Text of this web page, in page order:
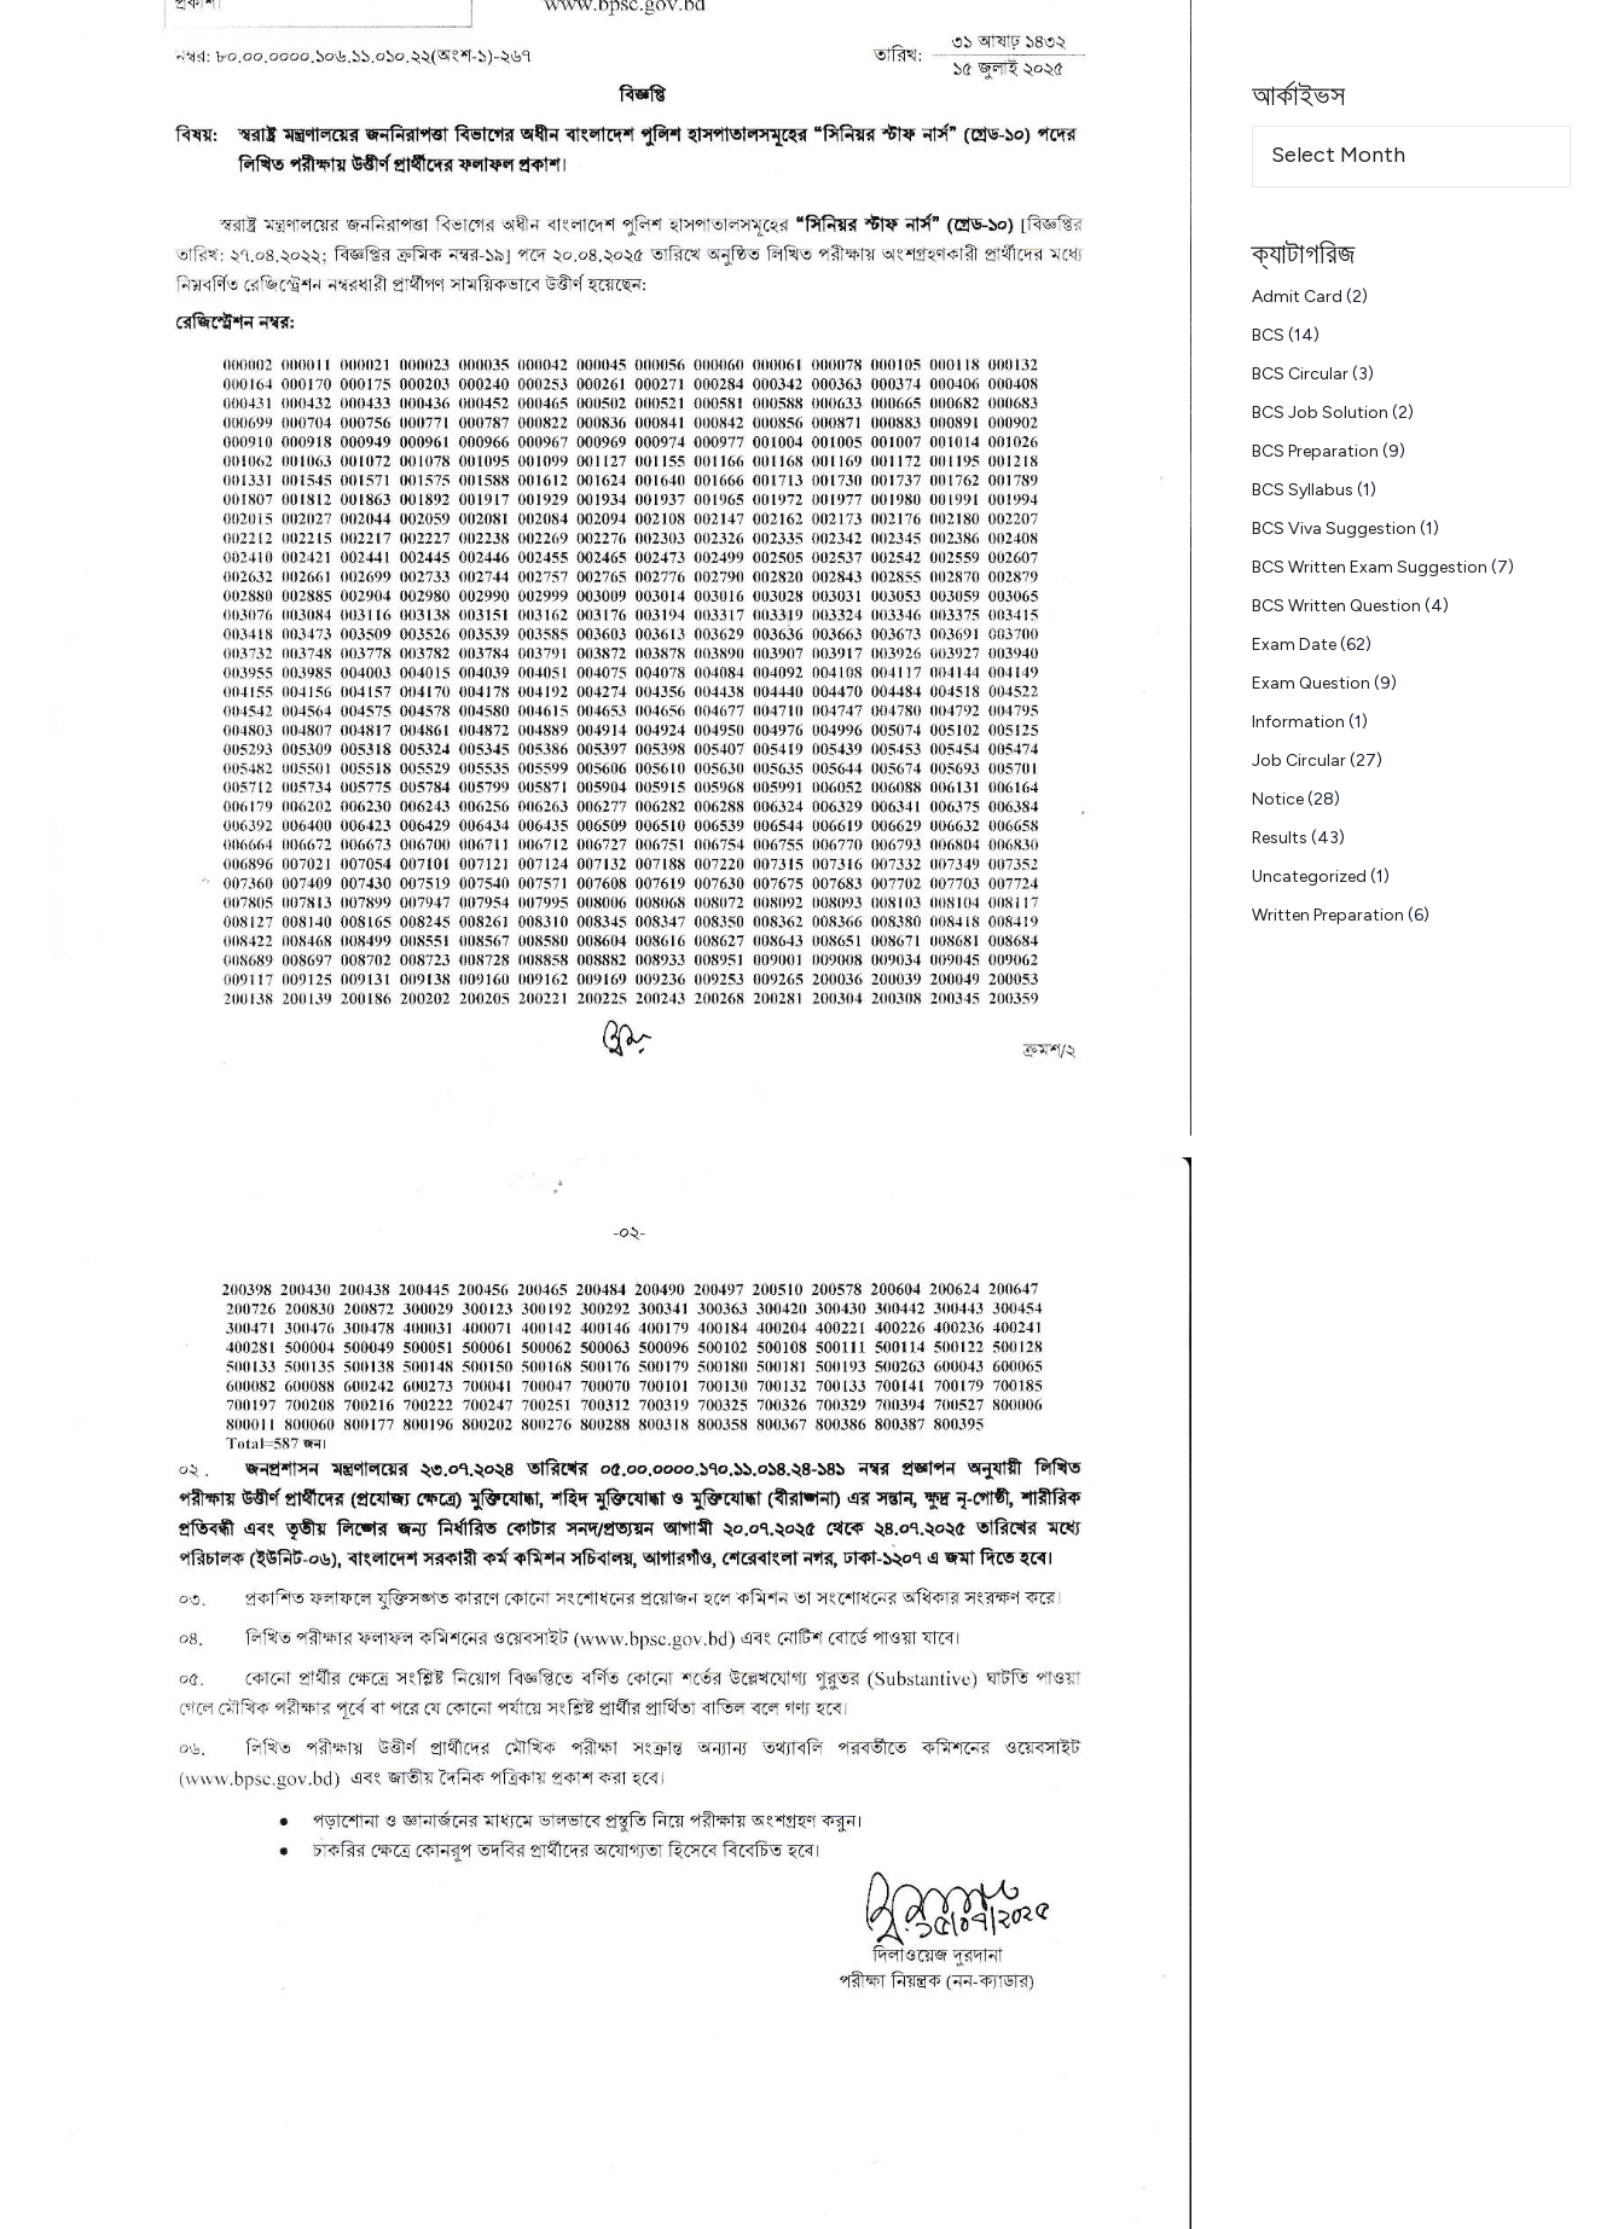
আর্কাইভস
ক্যাটাগরিজ
Admit Card (2)
BCS (14)
BCS Circular(3)
BCS Job Solution (2)
BCS Preparation (9)
BCS Syllabus (1)
BCS Viva Suggestion (1)
BCS Written Exam Suggestion (7)
BCS Written Question (4)
Exam Date(62)
Exam Question (9)
Information (1)
Job Circular(27)
Notice(28)
Results (43)
Uncategorized (1)
Written Preparation (6)